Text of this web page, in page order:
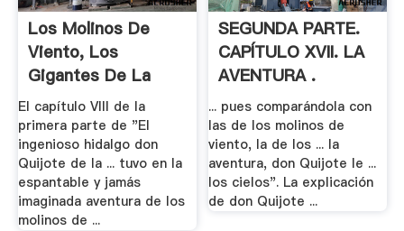
Los Molinos De
Viento, Los
Gigantes De La
Mancha ...
El capítulo VIII de la
primera parte de "El
ingenioso hidalgo don
Quijote de la ... tuvo en la
espantable y jamás
imaginada aventura de los
molinos de ...
SEGUNDA PARTE.
CAPÍTULO XVII. LA
AVENTURA .
... pues comparándola con
las de los molinos de
viento, la de los ... la
aventura, don Quijote le ...
los cielos". La explicación
de don Quijote ...